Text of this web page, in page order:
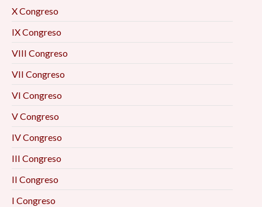
X Congreso
IX Congreso
VIII Congreso
VII Congreso
VI Congreso
V Congreso
IV Congreso
III Congreso
II Congreso
I Congreso